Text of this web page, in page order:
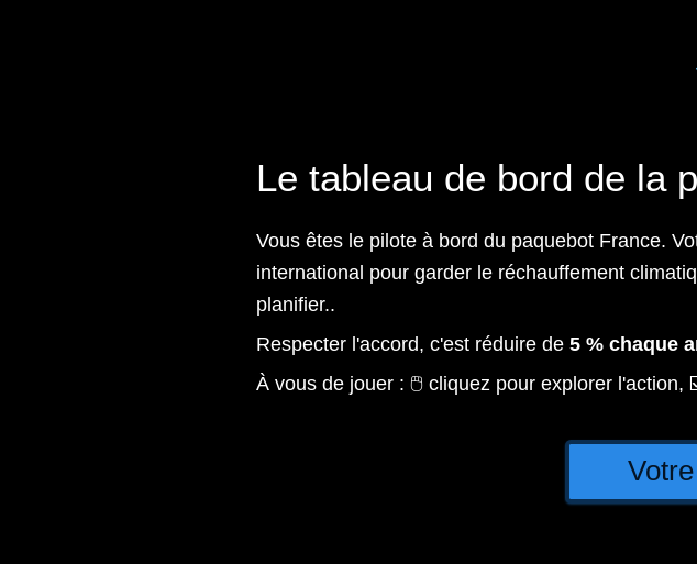
Le tableau de bord de la
Vous êtes le pilote à bord du paquebot France.
international pour garder le réchauffement
planifier..
Respecter l'accord, c'est réduire de 5 % chaque
À vous de jouer : 🖱️ cliquez pour explorer l'action,